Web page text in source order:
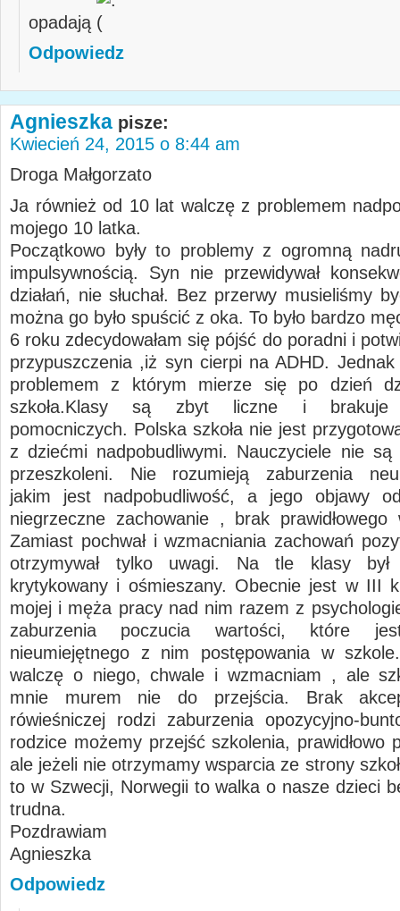
opadają
Odpowiedz
Agnieszka pisze:
Kwiecień 24, 2015 o 8:44 am
Droga Małgorzato
Ja również od 10 lat walczę z problemem
mojego 10 latka.
Początkowo były to problemy z ogromną
impulsywnością. Syn nie przewidywał
działań, nie słuchał. Bez przerwy musieliśmy
można go było spuścić z oka. To było bardzo
6 roku zdecydowałam się pójść do poradni i
przypuszczenia ,iż syn cierpi na ADHD. Jednak
problemem z którym mierze się po dzień
szkoła.Klasy są zbyt liczne i brakuje
pomocniczych. Polska szkoła nie jest
z dziećmi nadpobudliwymi. Nauczyciele nie są
przeszkoleni. Nie rozumieją zaburzenia
jakim jest nadpobudliwość, a jego objawy
niegrzeczne zachowanie , brak prawidłowego
Zamiast pochwał i wzmacniania zachowań
otrzymywał tylko uwagi. Na tle klasy był
krytykowany i ośmieszany. Obecnie jest w III
mojej i męża pracy nad nim razem z
zaburzenia poczucia wartości, które
nieumiejętnego z nim postępowania w
walczę o niego, chwale i wzmacniam , ale
mnie murem nie do przejścia. Brak
rówieśniczej rodzi zaburzenia opozycyjno-
rodzice możemy przejść szkolenia, prawidłowo
ale jeżeli nie otrzymamy wsparcia ze strony
to w Szwecji, Norwegii to walka o nasze dzieci
trudna.
Pozdrawiam
Agnieszka
Odpowiedz